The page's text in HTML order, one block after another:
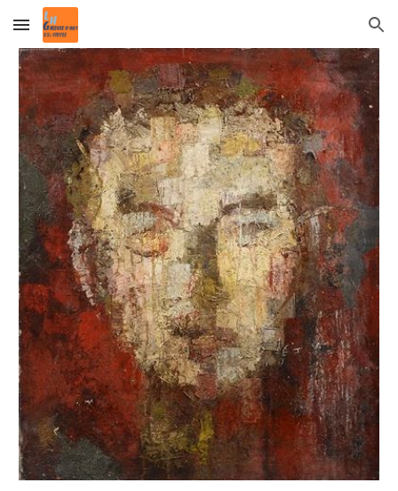
Skip to main content Skip to navigation